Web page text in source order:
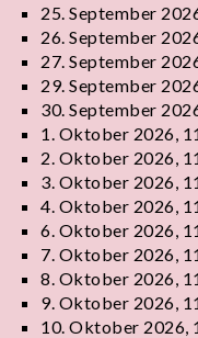
25. September
26. September
27. September
29. September
30. September
1. Oktober 2026,
2. Oktober 2026,
3. Oktober 2026,
4. Oktober 2026,
6. Oktober 2026,
7. Oktober 2026,
8. Oktober 2026,
9. Oktober 2026,
10. Oktober 2026,